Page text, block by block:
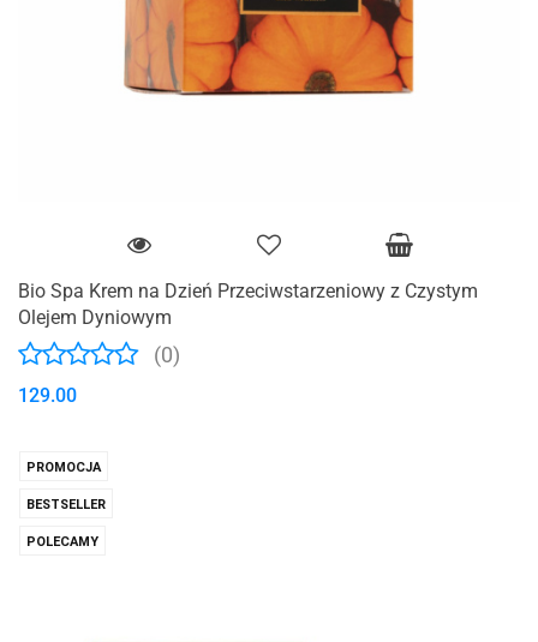
Bio ​​Spa Krem na Dzień Przeciwstarzeniowy z Czystym
Olejem Dyniowym
(0)
129.00
PROMOCJA
BESTSELLER
POLECAMY